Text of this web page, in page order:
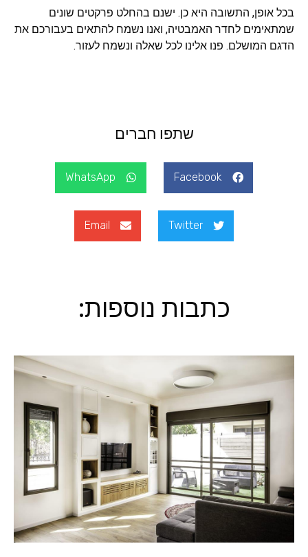
בכל אופן, התשובה היא כן. ישנם בהחלט פרקטים שונים
שמתאימים לחדר האמבטיה, ואנו נשמח להתאים בעבורכם את
הדגם המושלם. פנו אלינו לכל שאלה ונשמח לעזור.
שתפו חברים
Facebook
WhatsApp
Twitter
Email
כתבות נוספות: